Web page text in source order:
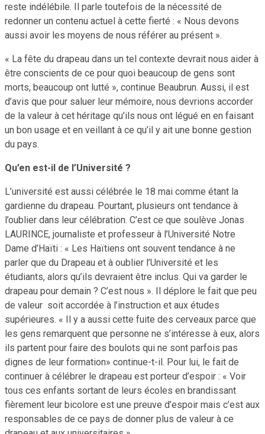
reste indélébile. Il parle toutefois de la nécessité de
redonner un contenu actuel à cette fierté : « Nous devons
aussi avoir les moyens de nous référer au présent ».
« La fête du drapeau dans un tel contexte devrait nous aider à
être conscients de ce pour quoi beaucoup de gens sont
morts, beaucoup ont lutté », continue Beaubrun. Aussi, il est
d’avis que pour saluer leur mémoire, nous devrions accorder
de la valeur à cet héritage qu’ils nous ont légué en en faisant
un bon usage et en veillant à ce qu’il y ait une bonne gestion
du pays.
Qu’en est-il de l’Université ?
L’université est aussi célébrée le 18 mai comme étant la
gardienne du drapeau. Pourtant, plusieurs ont tendance à
l’oublier dans leur célébration. C’est ce que soulève Jonas
LAURINCE, journaliste et professeur à l’Université Notre
Dame d’Haïti : « Les Haïtiens ont souvent tendance à ne
parler que du Drapeau et à oublier l’Université et les
étudiants, alors qu’ils devraient être inclus. Qui va garder le
drapeau pour demain ? C’est nous ». Il déplore le fait que peu
de valeur soit accordée à l’instruction et aux études
supérieures. « Il y a aussi cette fuite des cerveaux parce que
les gens remarquent que personne ne s’intéresse à eux, alors
ils partent pour faire des boulots qui ne sont parfois pas
dignes de leur formation» continue-t-il. Pour lui, le fait de
continuer à célébrer le drapeau est porteur d’espoir : « Voir
tous ces enfants sortant de leurs écoles en brandissant
fièrement leur bicolore est une preuve d’espoir mais c’est aux
responsables de ce pays de donner plus de valeur à ce